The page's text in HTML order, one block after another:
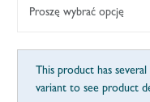
Proszę wybrać opcję
This product has several
variant to see product